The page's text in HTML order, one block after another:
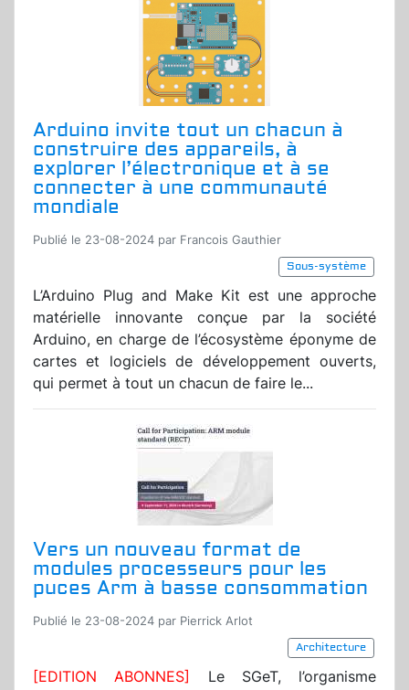
Arduino invite tout un chacun à
construire des appareils, à
explorer l’électronique et à se
connecter à une communauté
mondiale
Publié le 23-08-2024 par Francois Gauthier
Sous-système
L’Arduino Plug and Make Kit est une approche
matérielle innovante conçue par la société
Arduino, en charge de l’écosystème éponyme de
cartes et logiciels de développement ouverts,
qui permet à tout un chacun de faire le...
Vers un nouveau format de
modules processeurs pour les
puces Arm à basse consommation
Publié le 23-08-2024 par Pierrick Arlot
Architecture
[EDITION ABONNES] Le SGeT, l’organisme